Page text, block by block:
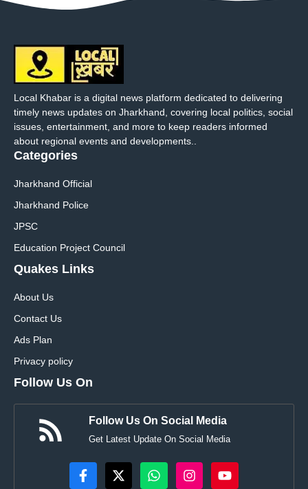
Local Khabar is a digital news platform dedicated to delivering
timely news updates on Jharkhand, covering local politics, social
issues, entertainment, and more to keep readers informed
about regional events and developments..
Categories
Jharkhand Official
Jharkhand Police
JPSC
Education Project Council
Quakes Links
About Us
Contact Us
Ads Plan
Privacy policy
Follow Us On
Follow Us On Social Media
Get Latest Update On Social Media